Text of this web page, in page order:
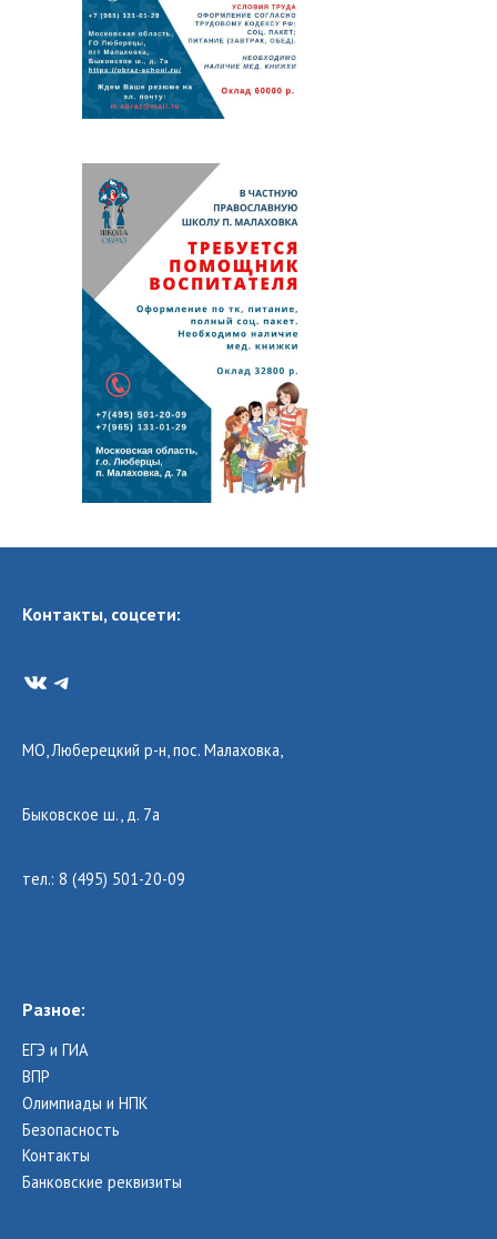
Контакты, соцсети:
VKTelegram
МО, Люберецкий р-н, пос. Малаховка,
Быковское ш., д. 7а
тел.: 8 (495) 501-20-09
Разное:
ЕГЭ и ГИА
ВПР
Олимпиады и НПК
Безопасность
Контакты
Банковские реквизиты